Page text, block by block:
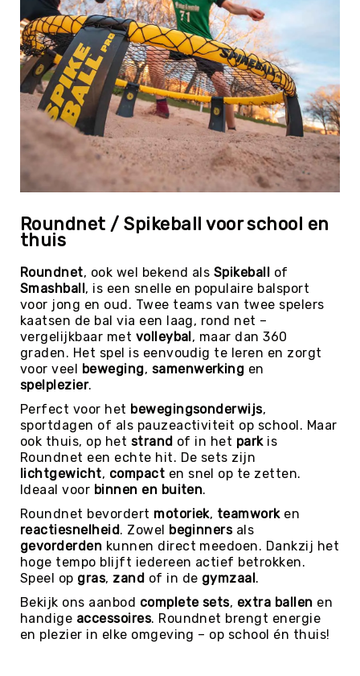
Tag
Atletiek
Badminton
Basketbal
Beachvolleybal
Boksen
Boogschieten
/
Cornhole
Curling
Dans
&
Muziek
Darts
Evenementen
Fitness
Sportvloeren
Floorball
Frisbee
&
Golf
Handbal
Hockey
Honk-
&
Softbal
Roundnet / Spikeball voor school en
thuis
Roundnet, ook wel bekend als Spikeball of
Smashball, is een snelle en populaire balsport
voor jong en oud. Twee teams van twee spelers
kaatsen de bal via een laag, rond net –
vergelijkbaar met volleybal, maar dan 360
graden. Het spel is eenvoudig te leren en zorgt
voor veel beweging, samenwerking en
spelplezier.
Perfect voor het bewegingsonderwijs,
sportdagen of als pauzeactiviteit op school. Maar
ook thuis, op het strand of in het parkis
Roundnet een echte hit. De sets zijn
lichtgewicht, compact en snel op te zetten.
Ideaal voor binnen en buiten.
Roundnet bevordert motoriek, teamworken
reactiesnelheid. Zowel beginnersals
gevorderden kunnen direct meedoen. Dankzij het
hoge tempo blijft iedereen actief betrokken.
Speel op gras, zand of in de gymzaal.
Bekijk ons aanbod complete sets, extra ballen en
handige accessoires. Roundnet brengt energie
en plezier in elke omgeving – op school én thuis!